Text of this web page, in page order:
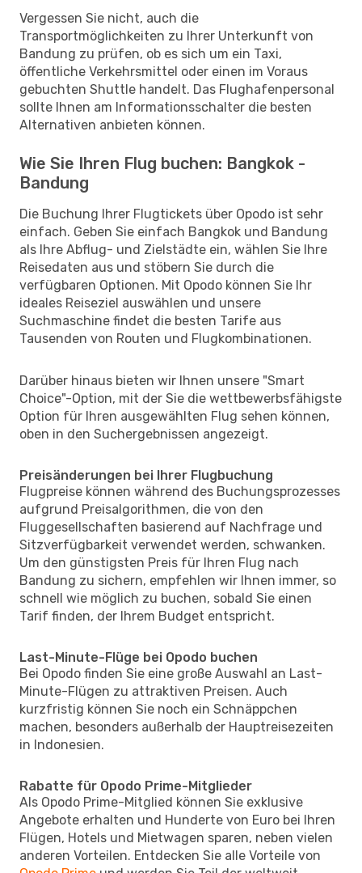
Vergessen Sie nicht, auch die
Transportmöglichkeiten zu Ihrer Unterkunft von
Bandung zu prüfen, ob es sich um ein Taxi,
öffentliche Verkehrsmittel oder einen im Voraus
gebuchten Shuttle handelt. Das Flughafenpersonal
sollte Ihnen am Informationsschalter die besten
Alternativen anbieten können.
Wie Sie Ihren Flug buchen: Bangkok -
Bandung
Die Buchung Ihrer Flugtickets über Opodo ist sehr
einfach. Geben Sie einfach Bangkok und Bandung
als Ihre Abflug- und Zielstädte ein, wählen Sie Ihre
Reisedaten aus und stöbern Sie durch die
verfügbaren Optionen. Mit Opodo können Sie Ihr
ideales Reiseziel auswählen und unsere
Suchmaschine findet die besten Tarife aus
Tausenden von Routen und Flugkombinationen.
Darüber hinaus bieten wir Ihnen unsere "Smart
Choice"-Option, mit der Sie die wettbewerbsfähigste
Option für Ihren ausgewählten Flug sehen können,
oben in den Suchergebnissen angezeigt.
Preisänderungen bei Ihrer Flugbuchung
Flugpreise können während des Buchungsprozesses
aufgrund Preisalgorithmen, die von den
Fluggesellschaften basierend auf Nachfrage und
Sitzverfügbarkeit verwendet werden, schwanken.
Um den günstigsten Preis für Ihren Flug nach
Bandung zu sichern, empfehlen wir Ihnen immer, so
schnell wie möglich zu buchen, sobald Sie einen
Tarif finden, der Ihrem Budget entspricht.
Last-Minute-Flüge bei Opodo buchen
Bei Opodo finden Sie eine große Auswahl an Last-
Minute-Flügen zu attraktiven Preisen. Auch
kurzfristig können Sie noch ein Schnäppchen
machen, besonders außerhalb der Hauptreisezeiten
in Indonesien.
Rabatte für Opodo Prime-Mitglieder
Als Opodo Prime-Mitglied können Sie exklusive
Angebote erhalten und Hunderte von Euro bei Ihren
Flügen, Hotels und Mietwagen sparen, neben vielen
anderen Vorteilen. Entdecken Sie alle Vorteile von